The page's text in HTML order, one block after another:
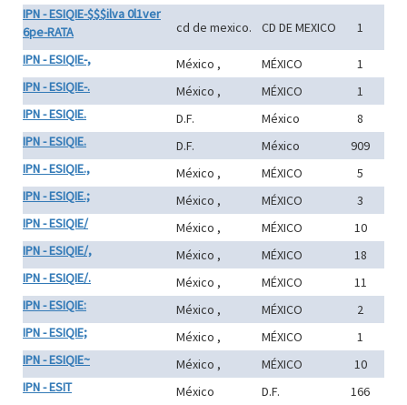
IPN - ESIQIE-$$$ilva 0l1ver
6pe-RATA
cd de mexico. CD DE MEXICO
1
IPN - ESIQIE-,
México , MÉXICO
1
IPN - ESIQIE-.
México , MÉXICO
1
IPN - ESIQIE.
D.F. México
8
IPN - ESIQIE.
D.F. México
909
IPN - ESIQIE.,
México , MÉXICO
5
IPN - ESIQIE.;
México , MÉXICO
3
IPN - ESIQIE/
México , MÉXICO
10
IPN - ESIQIE/,
México , MÉXICO
18
IPN - ESIQIE/.
México , MÉXICO
11
IPN - ESIQIE:
México , MÉXICO
2
IPN - ESIQIE;
México , MÉXICO
1
IPN - ESIQIE~
México , MÉXICO
10
IPN - ESIT
México D.F.
166